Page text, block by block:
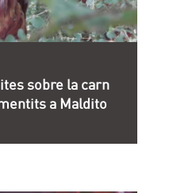
sobre la carn
a Maldito